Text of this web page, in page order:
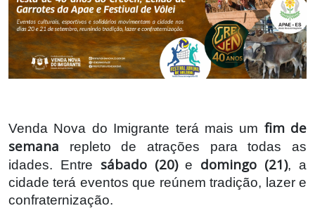
Venda Nova do Imigrante terá mais um fim de
semana repleto de atrações para todas as
idades. Entre sábado (20)e domingo (21), a
cidade terá eventos que reúnem tradição, lazer e
confraternização.